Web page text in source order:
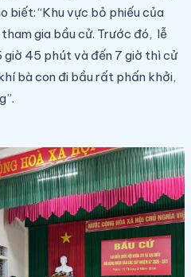
biết: “Khu vực bỏ phiếu của
gia bầu cử. Trước đó, lễ
45 phút và đến 7 giờ thì cử
bà con đi bầu rất phấn khởi,